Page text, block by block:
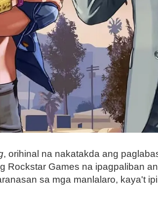
, orihinal na nakatakda ang
Rockstar Games na ipagpaliban
sa mga manlalaro, kaya't